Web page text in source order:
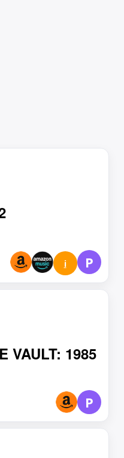
i P
VAULT: 1985
P